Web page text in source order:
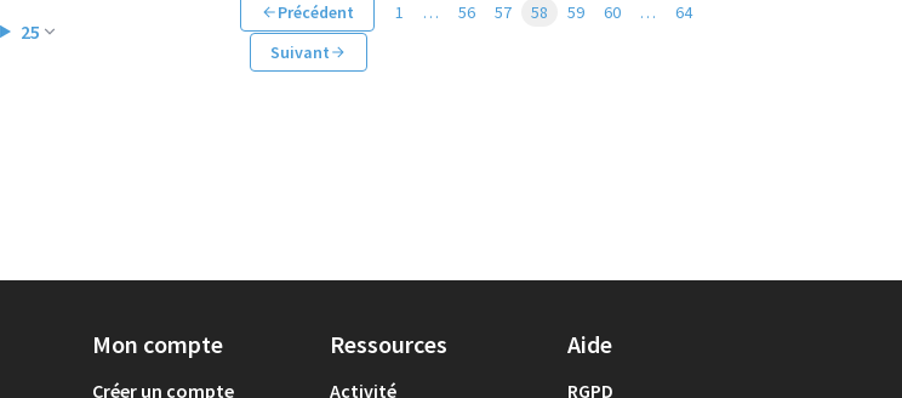
25
Précédent 1 … 56 57 58 59 60 …
64
Suivant
Mon compte
Créer un compte
Ressources
Activité
Aide
RGPD